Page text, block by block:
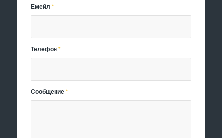
Емейл*
Телефон*
Сообщение*